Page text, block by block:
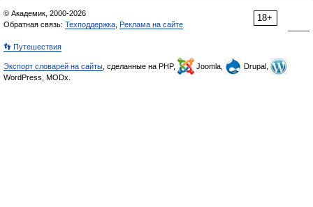
18+
© Академик, 2000-2026
Обратная связь: Техподдержка Реклама на сайте
👣 Путешествия
Экспорт словарей на сайты , сделанные на PHP, Joomla,
Drupal,
WordPress, MODx.